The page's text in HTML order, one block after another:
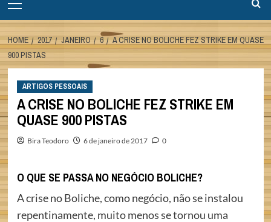
Menu
HOME 2017 JANEIRO 6
A CRISE NO BOLICHE FEZ STRIKE EM QUASE
900 PISTAS
ARTIGOS PESSOAIS
A CRISE NO BOLICHE FEZ STRIKE EM
QUASE 900 PISTAS
Bira Teodoro 6 de janeiro de 2017 0
O QUE SE PASSA NO NEGÓCIO BOLICHE?
A crise no Boliche, como negócio, não se instalou
repentinamente, muito menos se tornou uma